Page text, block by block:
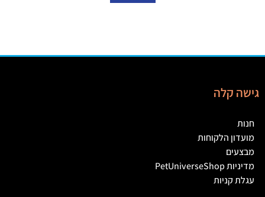
גישה קלה
חנות
מועדון הלקוחות
מבצעים
מדיניות PetUniverseShop
עגלת קניות